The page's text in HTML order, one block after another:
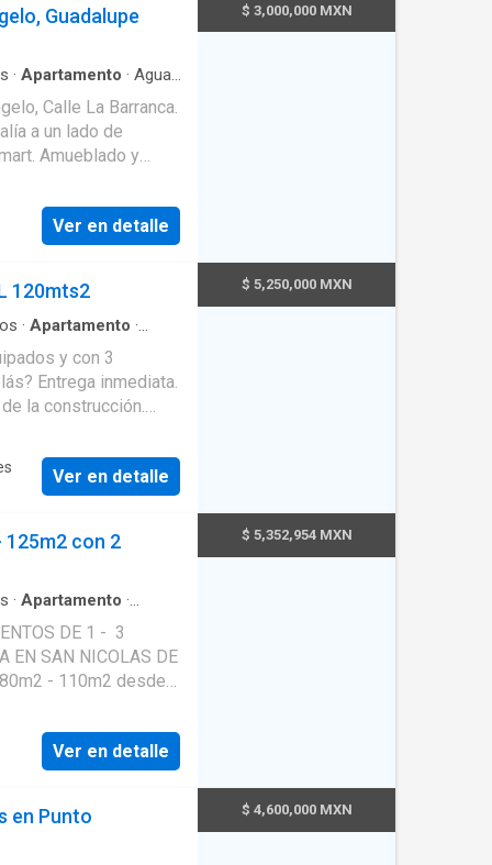
Guadalupe
· Apartamento · Agua·
· Elevador·
closet ·Sala
verdes
Calle La Barranca.
a un lado de
Amueblado y
nocturna
goo.gl/maps/VsXEkdyBVoJGt----
Ver en detalle
$ 3,000,000 MXN
120mts2
· Apartamento ·
personas con
·Aire
·Calefacción
Entrega inmediata.
la construcción.
céntrica que
Esto ya
de
mini Oxxo y acceso
un
opciones de
Ver en detalle
$ 5,250,000 MXN
125m2 con 2
· Apartamento ·
EN SAN NICOLAS DE
cerca de
Ver en detalle
$ 5,352,954 MXN
en Punto
$ 4,600,000 MXN